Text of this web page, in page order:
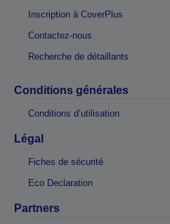
Inscription à CoverPlus
Contactez-nous
Recherche de détaillants
Conditions générales
Conditions d’utilisation
Légal
Fiches de sécurité
Eco Declaration
Partners